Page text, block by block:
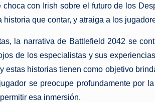
con Irish sobre el futuro de los
que contar, y atraiga a los
la narrativa de Battlefield 2042 se
de los especialistas y sus
historias tienen como objetivo
se preocupe profundamente por
esa inmersión.